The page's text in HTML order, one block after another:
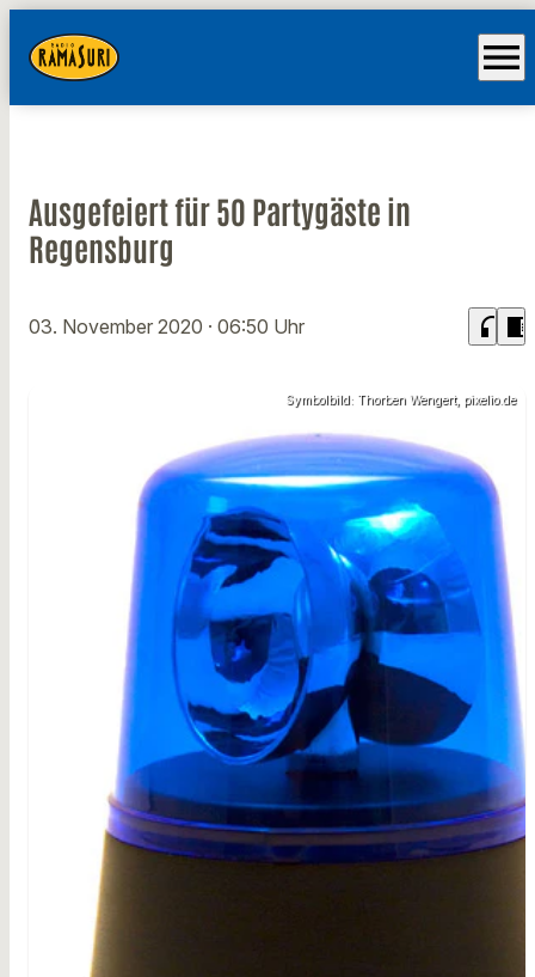
menu
Ausgefeiert für 50 Partygäste in
Regensburg
03. November 2020 · 06:50 Uhr headphones chrome_reader_mode
Symbolbild: Thorben Wengert, pixelio.de